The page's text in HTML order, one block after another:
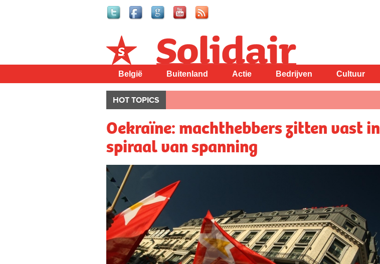
Solidair
België Buitenland Actie Bedrijven Cultuur
HOT TOPICS
Oekraïne: machthebbers zitten vast in
spiraal van spanning